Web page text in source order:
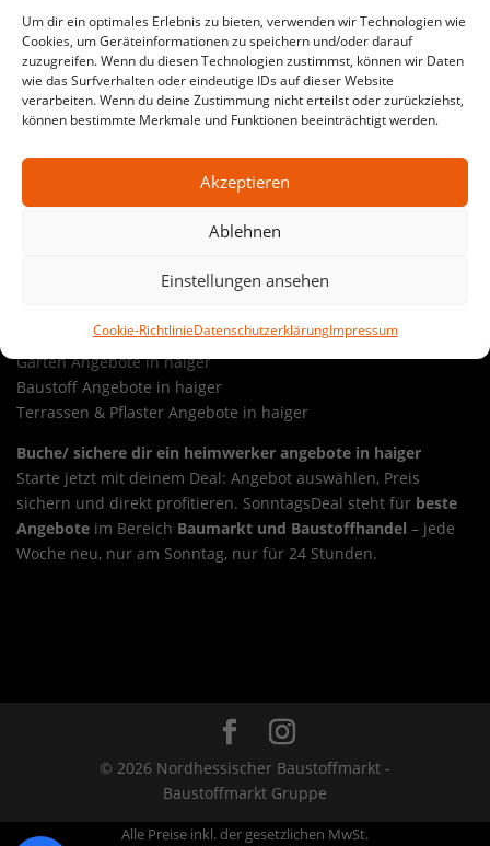
Um dir ein optimales Erlebnis zu bieten, verwenden wir Technologien wie
Cookies, um Geräteinformationen zu speichern und/oder darauf
zuzugreifen. Wenn du diesen Technologien zustimmst, können wir Daten
wie das Surfverhalten oder eindeutige IDs auf dieser Website
verarbeiten. Wenn du deine Zustimmung nicht erteilst oder zurückziehst,
können bestimmte Merkmale und Funktionen beeinträchtigt werden.
Akzeptieren
Ablehnen
Einstellungen ansehen
Cookie-RichtlinieDatenschutzerklärungImpressum
24-Stunden-Aktion. Viele Angebote sind ideal für
Renovierung, Haus & Garten, Werkstatt oder Baustelle.
heimwerker angebotekann dabei je nach Warengruppe
variieren – von Werkzeug bis Baustoffe.
haiger
Auf SonntagsDeal findest du jede Woche wechselnde
heimwerker angebote
starke Preise, klare Auswahl und echte Sonntags-
Werkzeug Angebote in haiger
Garten Angebote in haiger
Baustoff Angebote in haiger
Terrassen & Pflaster Angebote in haiger
Buche/ sichere dir ein heimwerker angebote in haiger
Starte jetzt mit deinem Deal: Angebot auswählen, Preis
sichern und direkt profitieren. SonntagsDeal steht für beste
Angebote im Bereich Baumarkt und Baustoffhandel – jede
Woche neu, nur am Sonntag, nur für 24 Stunden.
© 2026 Nordhessischer Baustoffmarkt -
Baustoffmarkt Gruppe
Alle Preise inkl. der gesetzlichen MwSt.